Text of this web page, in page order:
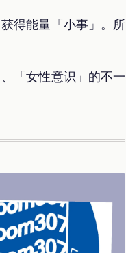
得能量「小事」。所
「女性意识」的不一